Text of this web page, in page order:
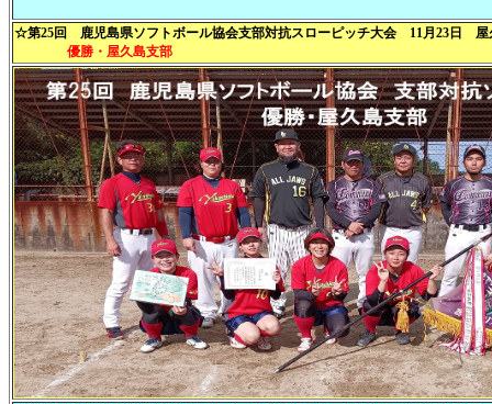
☆第25回 鹿児島県ソフトボール協会支部対抗スローピッチ大会 11月23日 屋
優勝・屋久島支部